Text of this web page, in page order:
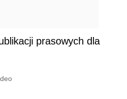
prasowych dla